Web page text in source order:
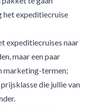
het expeditiecruise
expeditiecruises naar
maar een paar
marketing-termen;
die jullie van